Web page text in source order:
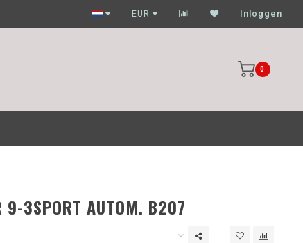
Garagehouders nog scherpere prijzen
EUR Inloggen
0
9-3SPORT AUTOM. B207